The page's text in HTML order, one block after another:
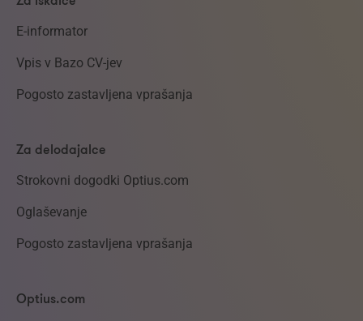
E-informator
Vpis v Bazo CV-jev
Pogosto zastavljena vprašanja
Za delodajalce
Strokovni dogodki Optius.com
Oglaševanje
Pogosto zastavljena vprašanja
Optius.com